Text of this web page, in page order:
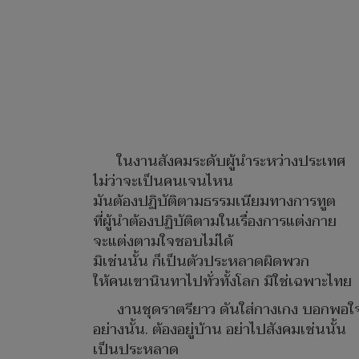
ในงานสังคมระดับผู้นำระหว่างประเทศ
ไม่ว่าจะเป็นคนเจนไหน
มันต้องปฏิบัติตามธรรมเนียมทางการทูต
ที่ผู้นำต้องปฏิบัติตามในเรื่องการแต่งกาย
จะแต่งตามใจชอบไม่ได้
มิเช่นนั้น ก็เป็นตัวประหลาดผิดพวก
ให้คนเขานินทาไปทั่วทั้งโลก มิใช่เฉพาะไทย
งานชุดราตรียาว ดันใส่กางเกง บอกพอ
อย่างนั้น. ต้องอยู่บ้าน อย่าไปสังคมเช่นนั้น
เป็นประหลาด